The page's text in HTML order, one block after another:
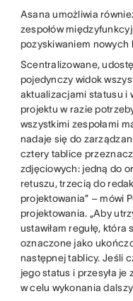
Asana umożliwia
zespołów
pozyskiwaniem nowych
Scentralizowane,
pojedynczy widok
aktualizacjami statusu i
projektu w razie
wszystkimi zespołami
nadaje się do
cztery tablice
zdjęciowych: jedną do
retuszu, trzecią do
projektowania” – mówi
projektowania. „Aby
ustawiłam regułę,
oznaczone jako
następnej tablicy. Jeśli
jego status i przesyła
w celu wykonania